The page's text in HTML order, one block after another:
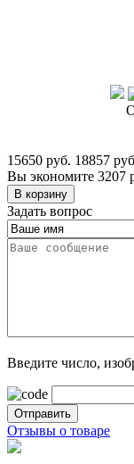
15650 руб. 18857
Вы экономите 3207
Задать вопрос
Введите число,
Отзывы о товаре